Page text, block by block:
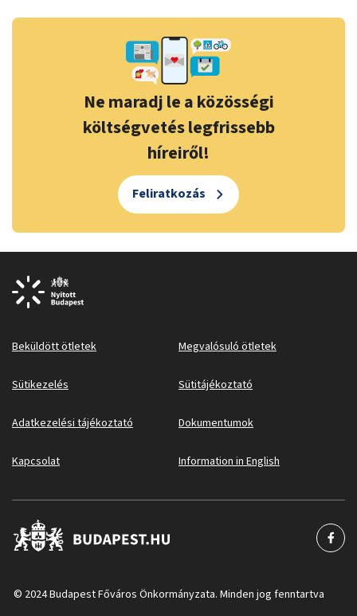
Ne maradj le a közösségi
költségvetés legfrissebb
híreiről!
Feliratkozás
Beküldött ötletek Megvalósuló ötletek
Sütikezelés Sütitájékoztató
Adatkezelési tájékoztató Dokumentumok
Kapcsolat Information in English
© 2024 Budapest Főváros Önkormányzata. Minden jog fenntartva